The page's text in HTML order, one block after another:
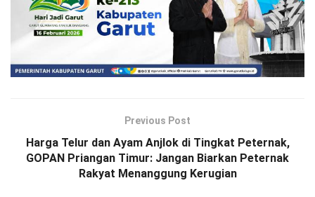
Previous Post
Harga Telur dan Ayam Anjlok di Tingkat Peternak,
GOPAN Priangan Timur: Jangan Biarkan Peternak
Rakyat Menanggung Kerugian